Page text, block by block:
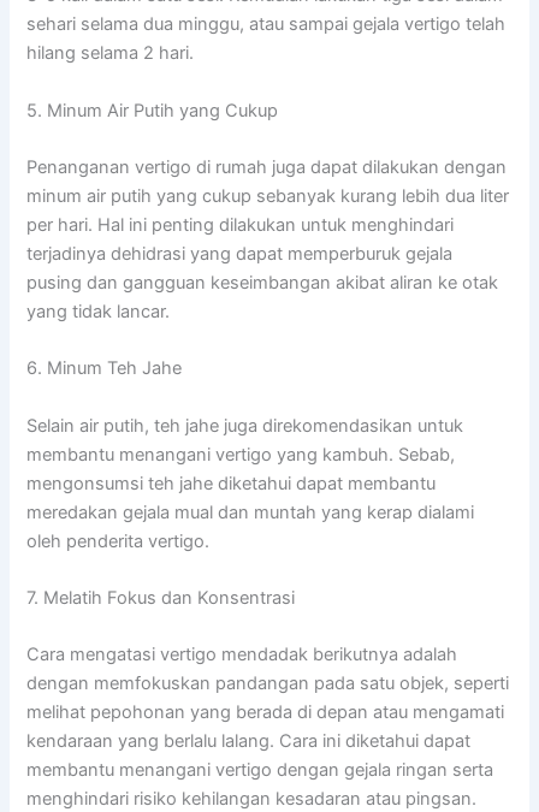
sehari selama dua minggu, atau sampai gejala vertigo telah
hilang selama 2 hari.
5. Minum Air Putih yang Cukup
Penanganan vertigo di rumah juga dapat dilakukan dengan
minum air putih yang cukup sebanyak kurang lebih dua liter
per hari. Hal ini penting dilakukan untuk menghindari
terjadinya dehidrasi yang dapat memperburuk gejala
pusing dan gangguan keseimbangan akibat aliran ke otak
yang tidak lancar.
6. Minum Teh Jahe
Selain air putih, teh jahe juga direkomendasikan untuk
membantu menangani vertigo yang kambuh. Sebab,
mengonsumsi teh jahe diketahui dapat membantu
meredakan gejala mual dan muntah yang kerap dialami
oleh penderita vertigo.
7. Melatih Fokus dan Konsentrasi
Cara mengatasi vertigo mendadak berikutnya adalah
dengan memfokuskan pandangan pada satu objek, seperti
melihat pepohonan yang berada di depan atau mengamati
kendaraan yang berlalu lalang. Cara ini diketahui dapat
membantu menangani vertigo dengan gejala ringan serta
menghindari risiko kehilangan kesadaran atau pingsan.